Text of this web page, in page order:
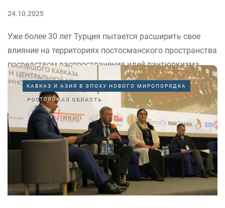
24.10.2025
Уже более 30 лет Турция пытается расширить свое
влияние на территориях постосманского пространства
посредством распространения идей пантюркизма.
Таким мнением поделился преподаватель института
социологии и регионоведения Южного федерального
университета Кирилл Борисенко во время
Международного форума «Современные тенденции
развития стран Большого Кавказа...
КАВКАЗ И АЗИЯ В ЭПОХУ НОВОГО МИРОПОРЯДКА
РОСТОВСКАЯ ОБЛАСТЬ